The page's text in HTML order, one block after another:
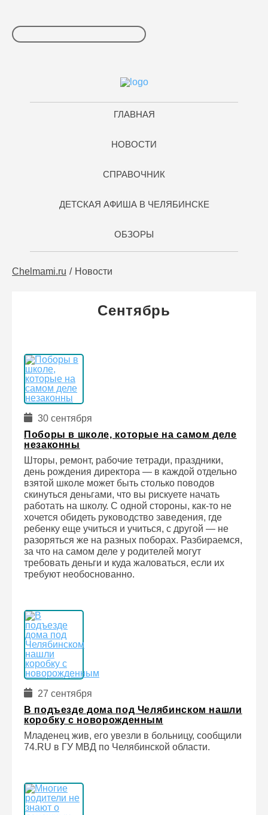
ГЛАВНАЯ
НОВОСТИ
СПРАВОЧНИК
ДЕТСКАЯ АФИША В ЧЕЛЯБИНСКЕ
ОБЗОРЫ
Chelmami.ru Новости
Сентябрь
30 сентября
Поборы в школе, которые на самом деле
незаконны
Шторы, ремонт, рабочие тетради, праздники,
день рождения директора — в каждой отдельно
взятой школе может быть столько поводов
скинуться деньгами, что вы рискуете начать
работать на школу. С одной стороны, как-то не
хочется обидеть руководство заведения, где
ребенку еще учиться и учиться, с другой — не
разоряться же на разных поборах. Разбираемся,
за что на самом деле у родителей могут
требовать деньги и куда жаловаться, если их
требуют необоснованно.
27 сентября
В подъезде дома под Челябинском нашли
коробку с новорожденным
Младенец жив, его увезли в больницу, сообщили
74.RU в ГУ МВД по Челябинской области.